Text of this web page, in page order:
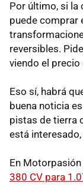
Por último, si la
puede comprar
reversibles.
viendo el precio
Eso sí, habrá
buena noticia
pistas de tierra
está
En Motorpasión
380 CV para